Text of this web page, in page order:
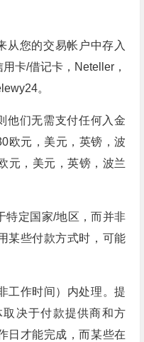
从您的交易帐户中存入
卡/借记卡，Neteller，
。
他们无需支付任何入金
欧元，美元，英镑，波
元，美元，英镑，波兰
特定国家/地区，而并非
某些付款方式时，可能
工作时间）内处理。提
决于付款提供商和方
日才能完成，而某些在